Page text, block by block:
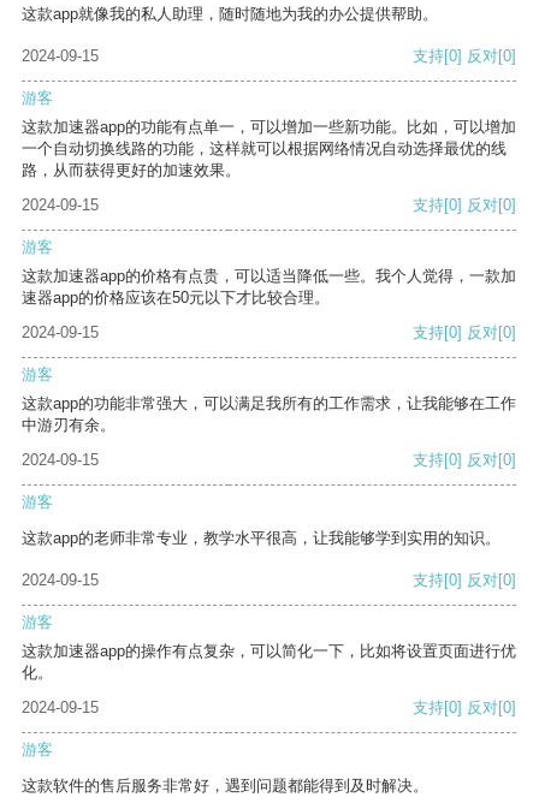
这款app就像我的私人助理，随时随地为我的办公提供帮助。
2024-09-15 支持[0] 反对[0]
游客
这款加速器app的功能有点单一，可以增加一些新功能。比如，可以增加
一个自动切换线路的功能，这样就可以根据网络情况自动选择最优的线
路，从而获得更好的加速效果。
2024-09-15
支持[0] 反对[0]
游客
这款加速器app的价格有点贵，可以适当降低一些。我个人觉得，一款加
速器app的价格应该在50元以下才比较合理。
2024-09-15
支持[0] 反对[0]
游客
这款app的功能非常强大，可以满足我所有的工作需求，让我能够在工作
中游刃有余。
2024-09-15
支持[0] 反对[0]
游客
这款app的老师非常专业，教学水平很高，让我能够学到实用的知识。
2024-09-15 支持[0] 反对[0]
游客
这款加速器app的操作有点复杂，可以简化一下，比如将设置页面进行优
化。
2024-09-15
支持[0] 反对[0]
游客
这款软件的售后服务非常好，遇到问题都能得到及时解决。